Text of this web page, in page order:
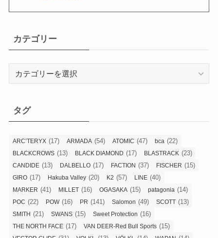
カテゴリー
ー
タグ
ARC’TERYX (17) ARMADA (54) ATOMIC (47) bca (22)
BLACKCROWS (13) BLACK DIAMOND (17) BLASTRACK (23)
CANDIDE (13) DALBELLO (17) FACTION (37) FISCHER (15)
GIRO (17) Hakuba Valley (20) K2 (57) LINE (40)
MARKER (41) MILLET (16) OGASAKA (15) patagonia (14)
POC (22) POW(16) PR (141) Salomon (49) SCOTT (13)
SMITH (21) SWANS (15) Sweet Protection (16)
THE NORTH FACE (17) VAN DEER-Red Bull Sports (15)